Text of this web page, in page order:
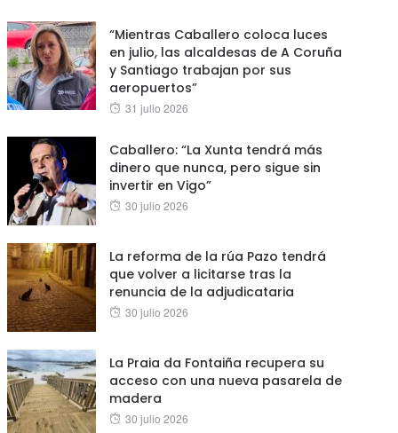
“Mientras Caballero coloca luces
en julio, las alcaldesas de A Coruña
y Santiago trabajan por sus
aeropuertos”
Posted
31 julio 2026
Caballero: “La Xunta tendrá más
dinero que nunca, pero sigue sin
invertir en Vigo”
Posted
30 julio 2026
La reforma de la rúa Pazo tendrá
que volver a licitarse tras la
renuncia de la adjudicataria
Posted
30 julio 2026
La Praia da Fontaiña recupera su
acceso con una nueva pasarela de
madera
Posted
30 julio 2026